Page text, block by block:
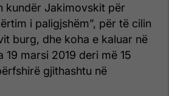
kundër Jakimovskit për
i paligjshëm”, për të cilin
burg, dhe koha e kaluar në
19 marsi 2019 deri më 15
gjithashtu në